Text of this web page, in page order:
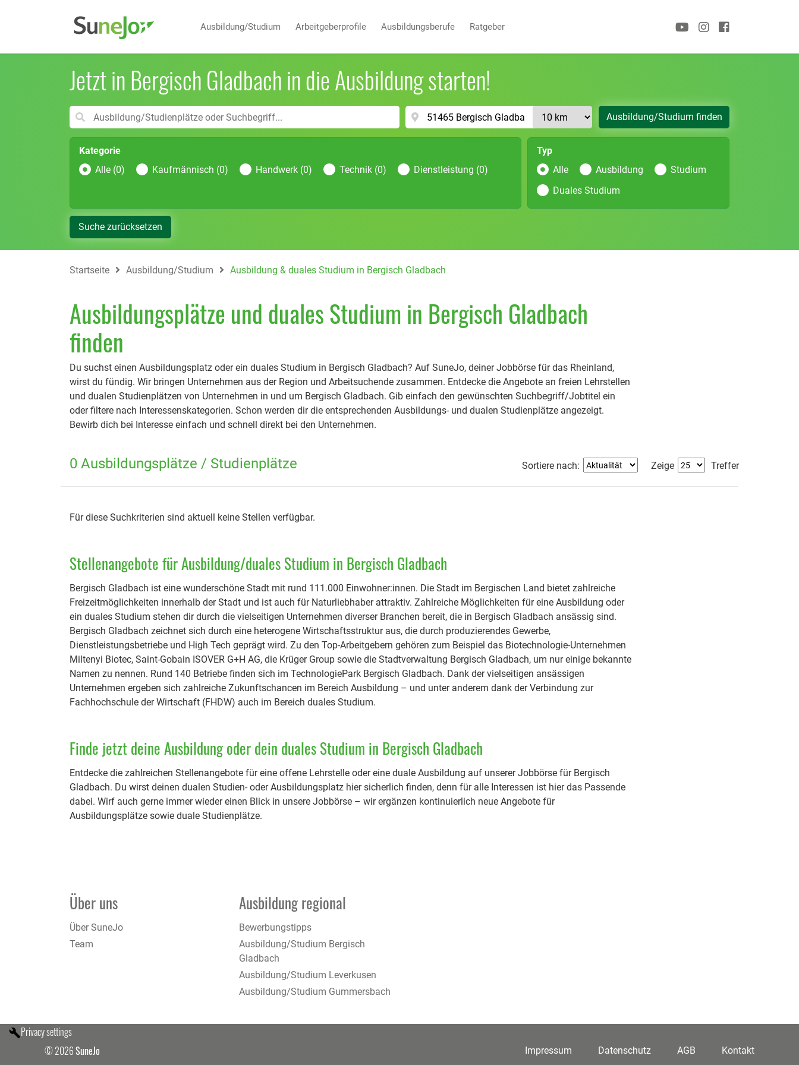
Ausbildung/Studium Arbeitgeberprofile Ausbildungsberufe Ratgeber
Jetzt in Bergisch Gladbach in die Ausbildung starten!
Ausbildung/Studium finden
Kategorie
Alle (0)
Kaufmännisch (0) Handwerk (0) Technik (0) Dienstleistung (0)
Typ
Alle
Ausbildung
Studium
Duales Studium
Suche zurücksetzen
Startseite Ausbildung/Studium Ausbildung & duales Studium in Bergisch Gladbach
Ausbildungsplätze und duales Studium in Bergisch Gladbach
finden
Du suchst einen Ausbildungsplatz oder ein duales Studium in Bergisch Gladbach? Auf SuneJo, deiner Jobbörse für das Rheinland,
wirst du fündig. Wir bringen Unternehmen aus der Region und Arbeitsuchende zusammen. Entdecke die Angebote an freien Lehrstellen
und dualen Studienplätzen von Unternehmen in und um Bergisch Gladbach. Gib einfach den gewünschten Suchbegriff/Jobtitel ein
oder filtere nach Interessenskategorien. Schon werden dir die entsprechenden Ausbildungs- und dualen Studienplätze angezeigt.
Bewirb dich bei Interesse einfach und schnell direkt bei den Unternehmen.
0 Ausbildungsplätze / Studienplätze Zeige Treffer
Sortiere nach:
Für diese Suchkriterien sind aktuell keine Stellen verfügbar.
Stellenangebote für Ausbildung/duales Studium in Bergisch Gladbach
Bergisch Gladbach ist eine wunderschöne Stadt mit rund 111.000 Einwohner:innen. Die Stadt im Bergischen Land bietet zahlreiche
Freizeitmöglichkeiten innerhalb der Stadt und ist auch für Naturliebhaber attraktiv. Zahlreiche Möglichkeiten für eine Ausbildung oder
ein duales Studium stehen dir durch die vielseitigen Unternehmen diverser Branchen bereit, die in Bergisch Gladbach ansässig sind.
Bergisch Gladbach zeichnet sich durch eine heterogene Wirtschaftsstruktur aus, die durch produzierendes Gewerbe,
Dienstleistungsbetriebe und High Tech geprägt wird. Zu den Top-Arbeitgebern gehören zum Beispiel das Biotechnologie-Unternehmen
Miltenyi Biotec, Saint-Gobain ISOVER G+H AG, die Krüger Group sowie die Stadtverwaltung Bergisch Gladbach, um nur einige bekannte
Namen zu nennen. Rund 140 Betriebe finden sich im TechnologiePark Bergisch Gladbach. Dank der vielseitigen ansässigen
Unternehmen ergeben sich zahlreiche Zukunftschancen im Bereich Ausbildung – und unter anderem dank der Verbindung zur
Fachhochschule der Wirtschaft (FHDW) auch im Bereich duales Studium.
Finde jetzt deine Ausbildung oder dein duales Studium in Bergisch Gladbach
Entdecke die zahlreichen Stellenangebote für eine offene Lehrstelle oder eine duale Ausbildung auf unserer Jobbörse für Bergisch
Gladbach. Du wirst deinen dualen Studien- oder Ausbildungsplatz hier sicherlich finden, denn für alle Interessen ist hier das Passende
dabei. Wirf auch gerne immer wieder einen Blick in unsere Jobbörse – wir ergänzen kontinuierlich neue Angebote für
Ausbildungsplätze sowie duale Studienplätze.
Über uns
Über SuneJo
Team
Ausbildung regional
Bewerbungstipps
Ausbildung/Studium Bergisch
Gladbach
Ausbildung/Studium Leverkusen
Ausbildung/Studium Gummersbach
Privacy settings
© 2026SuneJo Impressum Datenschutz AGB Kontakt